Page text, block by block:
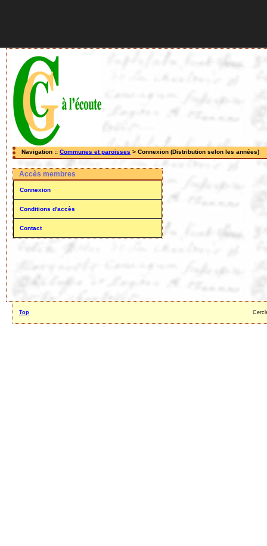
Navigation :: Communes et paroisses > Connexion (Distribution selon les années)
Accès membres
Connexion
Conditions d'accès
Contact
Top